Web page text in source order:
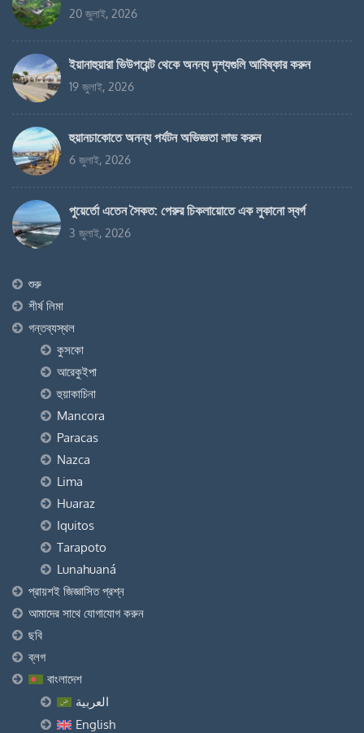
20 জুলাই, 2026
ইয়ানাহুয়ারা ভিউপয়েন্ট থেকে অনন্য দৃশ্যগুলি আবিষ্কার করুন
19 জুলাই, 2026
হুয়ানচাকোতে অনন্য পর্যটন অভিজ্ঞতা লাভ করুন
6 জুলাই, 2026
পুয়ের্তো এতেন সৈকত: পেরুর চিকলায়োতে ​​এক লুকানো স্বর্গ
3 জুলাই, 2026
শুরু
শীর্ষ লিমা
গন্তব্যস্থল
কুসকো
আরেকুইপা
হুয়াকাচিনা
Mancora
Paracas
Nazca
Lima
Huaraz
Iquitos
Tarapoto
Lunahuaná
প্রায়শই জিজ্ঞাসিত প্রশ্ন
আমাদের সাথে যোগাযোগ করুন
ছবি
ব্লগ
বাংলাদেশ
العربية
English